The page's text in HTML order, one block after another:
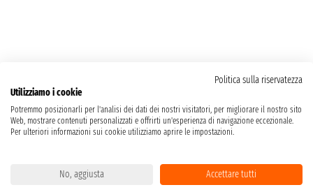
Politica sulla riservatezza
Utilizziamo i cookie
Potremmo posizionarli per l'analisi dei dati dei nostri visitatori, per migliorare il nostro sito
Web, mostrare contenuti personalizzati e offrirti un'esperienza di navigazione eccezionale.
Per ulteriori informazioni sui cookie utilizziamo aprire le impostazioni.
No, aggiusta Accettare tutti